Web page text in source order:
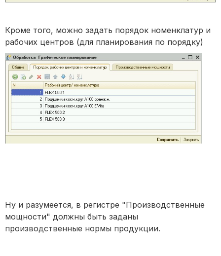
Кроме того, можно задать порядок номенклатур и
рабочих центров (для планирования по порядку)
Ну и разумеется, в регистре "Производственные
мощности" должны быть заданы
производственные нормы продукции.